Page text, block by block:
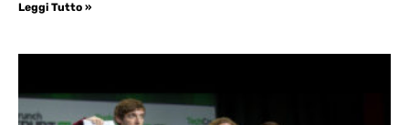
Leggi Tutto »